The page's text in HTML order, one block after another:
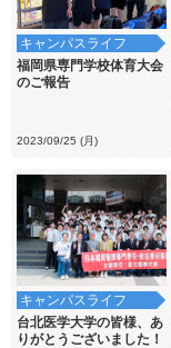
キャンパスライフ
福岡県専門学校体育大会
のご報告
2023/09/25 (月)
キャンパスライフ
台北医学大学の皆様、あ
りがとうございました！